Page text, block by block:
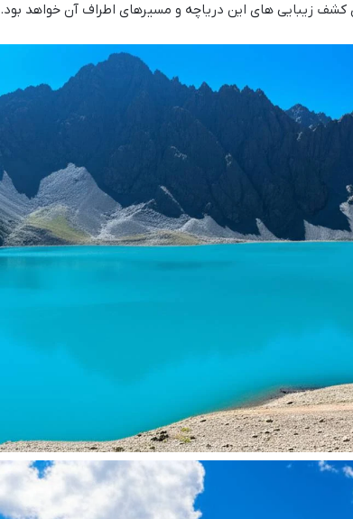
کشف زیبایی های این دریاچه و مسیرهای اطراف آن خواهد بود.